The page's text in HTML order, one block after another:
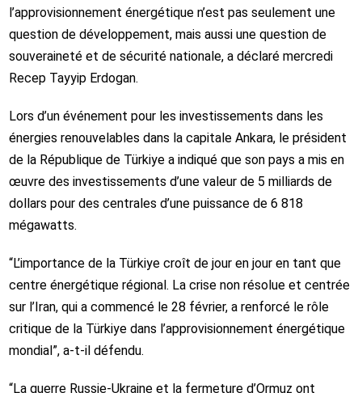
l’approvisionnement énergétique n’est pas seulement une
question de développement, mais aussi une question de
souveraineté et de sécurité nationale, a déclaré mercredi
Recep Tayyip Erdogan.
Lors d’un événement pour les investissements dans les
énergies renouvelables dans la capitale Ankara, le président
de la République de Türkiye a indiqué que son pays a mis en
œuvre des investissements d’une valeur de 5 milliards de
dollars pour des centrales d’une puissance de 6 818
mégawatts.
“L’importance de la Türkiye croît de jour en jour en tant que
centre énergétique régional. La crise non résolue et centrée
sur l’Iran, qui a commencé le 28 février, a renforcé le rôle
critique de la Türkiye dans l’approvisionnement énergétique
mondial”, a-t-il défendu.
“La guerre Russie-Ukraine et la fermeture d’Ormuz ont